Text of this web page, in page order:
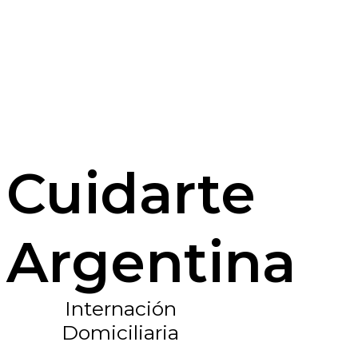
Cuidarte
Argentina
Internación
Domiciliaria